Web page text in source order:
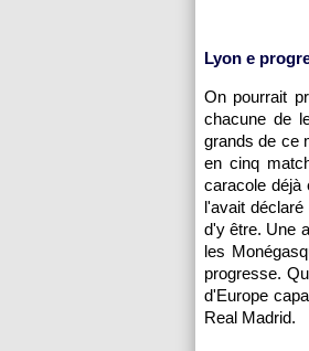
Lyon e
On pourrait
chacune de
grands de ce
en cinq
caracole déjà
l'avait
d'y être. Une
les
progresse.
d'Europe
Real Madrid.